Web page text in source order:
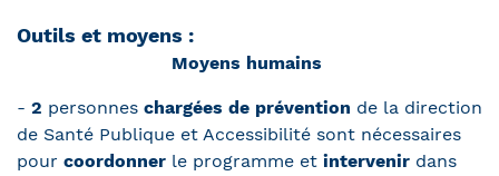
Outils et moyens :
Moyens humains
- 2 personnes chargées de prévention de la direction
de Santé Publique et Accessibilité sont nécessaires
pour coordonner le programme et intervenir dans